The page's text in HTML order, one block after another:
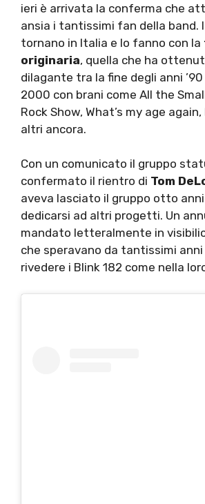
ieri è arrivata la conferma che
ansia i tantissimi fan della band. I
tornano in Italia e lo fanno con la
originaria, quella che ha
dilagante tra la fine degli anni ’90
2000 con brani come All the
Rock Show, What’s my age
altri ancora.
Con un comunicato il gruppo
confermato il rientro di Tom
aveva lasciato il gruppo otto
dedicarsi ad altri progetti. Un
mandato letteralmente in
che speravano da tantissimi
rivedere i Blink 182 come nella